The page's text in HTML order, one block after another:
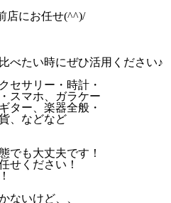
店にお任せ(^^)/
べたい時にぜひ活用ください♪
セサリー・時計・
スマホ、ガラケー
ター、楽器全般・
、などなど
でも大丈夫です！
せください！
ないけど、、